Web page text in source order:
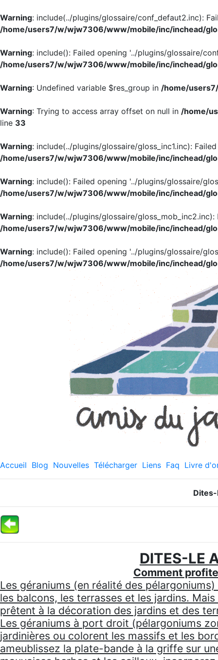
Warning: include(../plugins/glossaire/conf_defaut2.inc):
/home/users7/w/wjw7306/www/mobile/inc/inchead/
Warning: include(): Failed opening '../plugins/glossaire/
/home/users7/w/wjw7306/www/mobile/inc/inchead/
Warning: Undefined variable $res_group in /home/
Warning: Trying to access array offset on null in /home/
line 33
Warning: include(../plugins/glossaire/gloss_inc1.inc):
/home/users7/w/wjw7306/www/mobile/inc/inchead/
Warning: include(): Failed opening '../plugins/glossaire/
/home/users7/w/wjw7306/www/mobile/inc/inchead/
Warning: include(../plugins/glossaire/
/home/users7/w/wjw7306/www/mobile/inc/inchead/
Warning: include(): Failed opening '../plugins/glossaire/
/home/users7/w/wjw7306/www/mobile/inc/inchead/
Accueil Blog Nouvelles Télécharger Liens Faq Livre
DITES-LE
Comment
Les géraniums (en réalité des
les balcons, les terrasses et les jardins.
prêtent à la décoration des jardins et des
Les géraniums à port droit (pélargoniums
jardinières ou colorent les massifs et les
ameublissez la plate-bande à la griffe sur